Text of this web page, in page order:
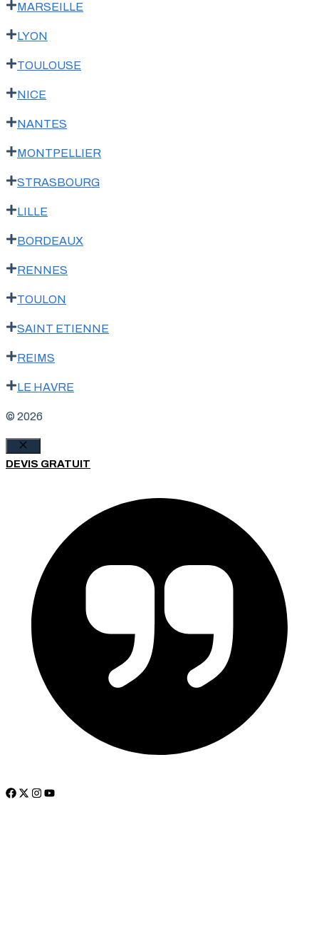
MARSEILLE
LYON
TOULOUSE
NICE
NANTES
MONTPELLIER
STRASBOURG
LILLE
BORDEAUX
RENNES
TOULON
SAINT ETIENNE
REIMS
LE HAVRE
© 2026
Fermer
DEVIS GRATUIT